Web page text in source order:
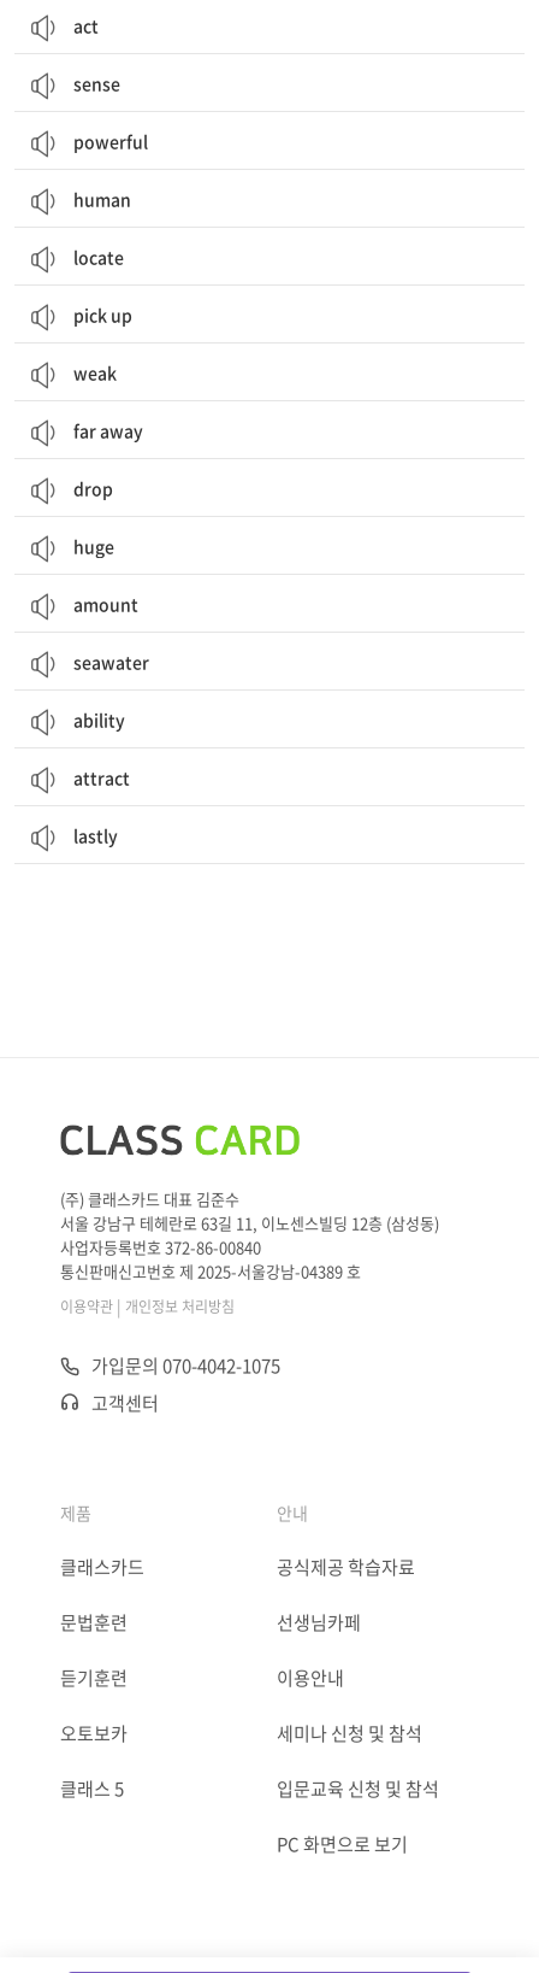
act
sense
powerful
human
locate
pick up
weak
far away
drop
huge
amount
seawater
ability
attract
lastly
(주) 클래스카드 대표 김준수
서울 강남구 테헤란로 63길 11, 이노센스빌딩 12층 (삼성동)
사업자등록번호 372-86-00840
통신판매신고번호 제 2025-서울강남-04389 호
이용약관 | 개인정보 처리방침
가입문의 070-4042-1075
고객센터
제품
클래스카드
문법훈련
듣기훈련
오토보카
클래스 5
안내
공식제공 학습자료
선생님카페
이용안내
세미나 신청 및 참석
입문교육 신청 및 참석
PC 화면으로 보기